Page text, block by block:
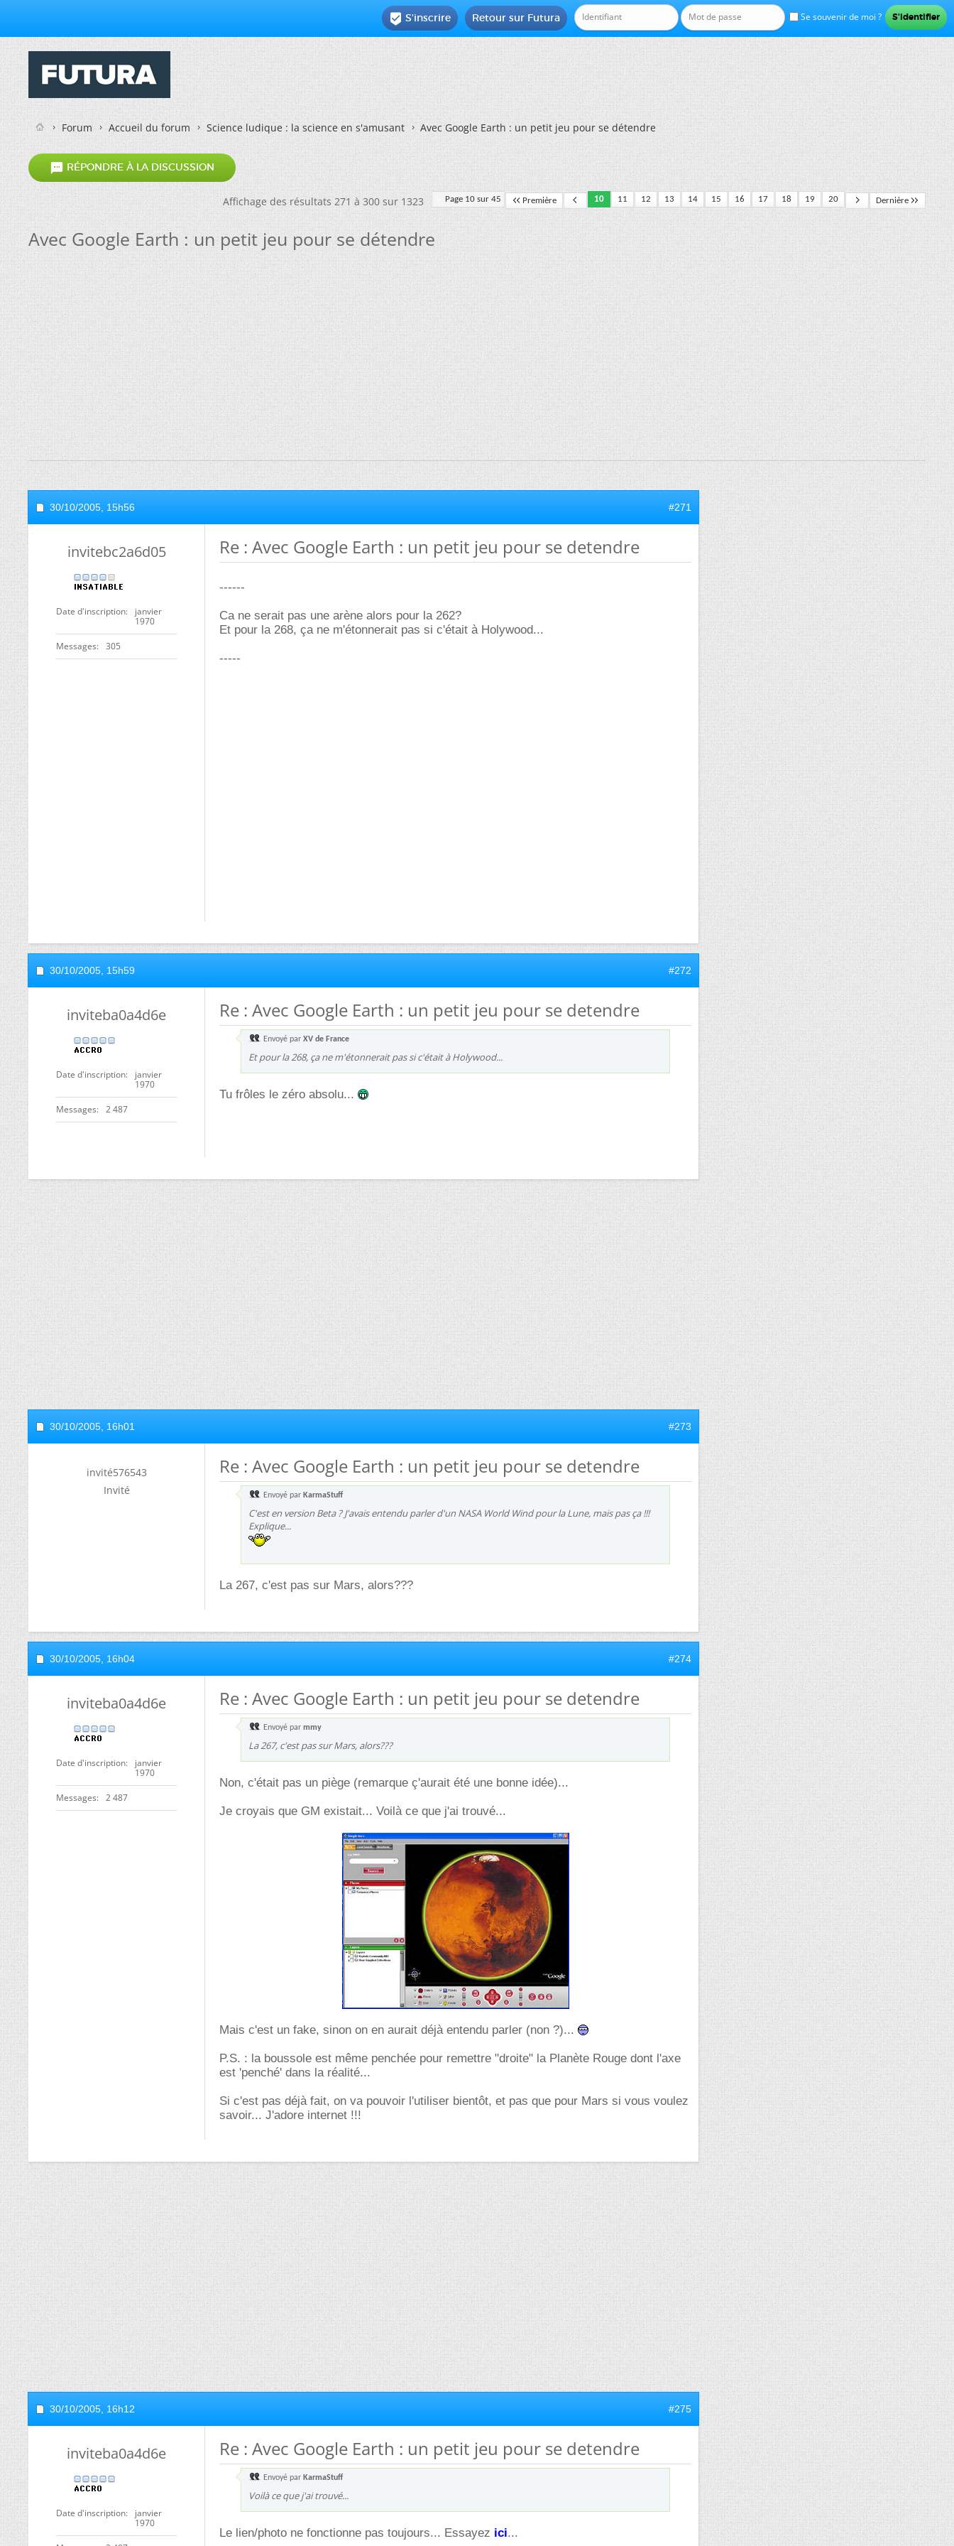
Se souvenir de moi ?
Retour sur Futura
 S'inscrire
Forum Accueil du forum Science ludique : la science en s'amusant Avec Google Earth : un petit jeu pour se détendre
 RÉPONDRE À LA DISCUSSION
Page 10 sur 45 Première 10 11 12 13 14 15 16 17 18 19 20 Dernière
Affichage des résultats 271 à 300 sur 1323
Avec Google Earth : un petit jeu pour se détendre
30/10/2005, 15h56 #271
invitebc2a6d05
Date d'inscription
janvier
1970
Messages 305
Re : Avec Google Earth : un petit jeu pour se detendre
------
Ca ne serait pas une arène alors pour la 262?
Et pour la 268, ça ne m'étonnerait pas si c'était à Holywood...
-----
30/10/2005, 15h59 #272
inviteba0a4d6e
Date d'inscription
janvier
1970
Messages 2 487
Re : Avec Google Earth : un petit jeu pour se detendre
Envoyé par XV de France
Et pour la 268, ça ne m'étonnerait pas si c'était à Holywood...
Tu frôles le zéro absolu...
30/10/2005, 16h01 #273
invité576543
Invité
Re : Avec Google Earth : un petit jeu pour se detendre
Envoyé par KarmaStuff
C'est en version Beta ? J'avais entendu parler d'un NASA World Wind pour la Lune, mais pas ça !!!
Explique...
La 267, c'est pas sur Mars, alors???
30/10/2005, 16h04 #274
inviteba0a4d6e
Date d'inscription
janvier
1970
Messages 2 487
Re : Avec Google Earth : un petit jeu pour se detendre
Envoyé par mmy
La 267, c'est pas sur Mars, alors???
Non, c'était pas un piège (remarque ç'aurait été une bonne idée)...
Je croyais que GM existait... Voilà ce que j'ai trouvé...
Mais c'est un fake, sinon on en aurait déjà entendu parler (non ?)...
P.S. : la boussole est même penchée pour remettre "droite" la Planète Rouge dont l'axe
est 'penché' dans la réalité...
Si c'est pas déjà fait, on va pouvoir l'utiliser bientôt, et pas que pour Mars si vous voulez
savoir... J'adore internet !!!
30/10/2005, 16h12 #275
inviteba0a4d6e
Date d'inscription
janvier
1970
Re : Avec Google Earth : un petit jeu pour se detendre
Envoyé par KarmaStuff
Voilà ce que j'ai trouvé...
Le lien/photo ne fonctionne pas toujours... Essayez ici...